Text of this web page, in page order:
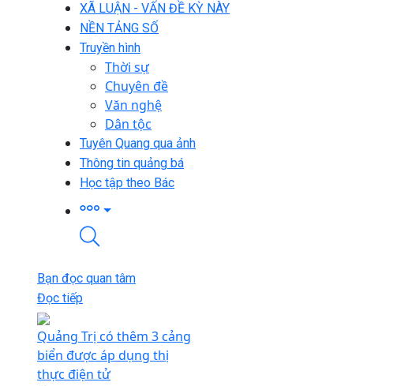
XÃ LUẬN - VẤN ĐỀ KỲ NÀY
NỀN TẢNG SỐ
Truyền hình
Thời sự
Chuyên đề
Văn nghệ
Dân tộc
Tuyên Quang qua ảnh
Thông tin quảng bá
Học tập theo Bác
Bạn đọc quan tâm
Đọc tiếp
Quảng Trị có thêm 3 cảng
biển được áp dụng thị
thực điện tử